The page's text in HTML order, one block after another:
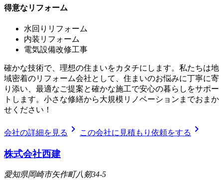
得意なリフォーム
水回りリフォーム
内装リフォーム
電気設備改修工事
確かな技術で、理想の住まいをカタチにします。私たちは地
域密着のリフォーム会社として、住まいのお悩みに丁寧に寄
り添い、最適なご提案と確かな施工で安心の暮らしをサポー
トします。小さな修繕から大規模リノベーションまでおまか
せください！
会社の詳細を見る chevron_right この会社に見積もり依頼をする chevron_right
株式会社西建
愛知県岡崎市矢作町八剱34-5